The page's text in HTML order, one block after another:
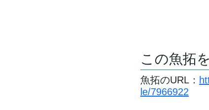
この魚拓
魚拓のURL：
le/7966922